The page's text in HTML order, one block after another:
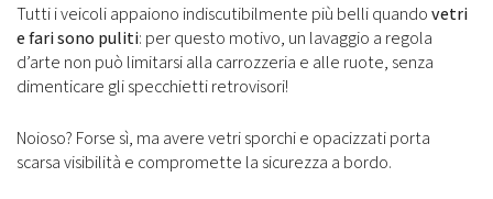
Tutti i veicoli appaiono indiscutibilmente più belli quandovetri
e fari sono puliti: per questo motivo, un lavaggio a regola
d’arte non può limitarsi alla carrozzeria e alle ruote, senza
dimenticare gli specchietti retrovisori!
Noioso? Forse sì, ma avere vetri sporchi e opacizzati porta
scarsa visibilità e compromette la sicurezza a bordo.